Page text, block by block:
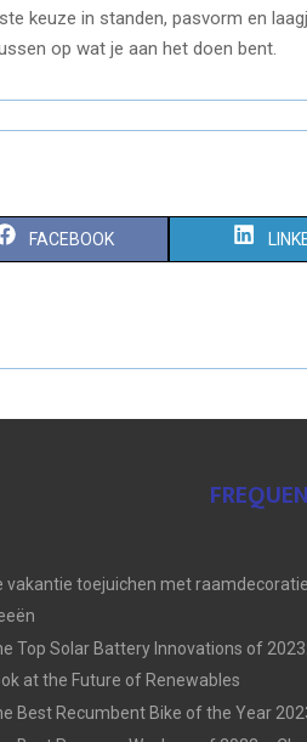
keuze in standen, pasvorm en
op wat je aan het doen bent.
S
R
FACEBOOK S
R
N
vakantie toejuichen met
Top Solar Battery Innovations of
at the Future of Renewables
Best Recumbent Bike of the Year